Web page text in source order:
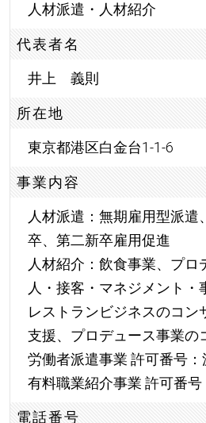
人材派遣・人材紹介
代表者名
井上 義則
所在地
東京都港区白金台1-1-6
事業内容
人材派遣：無期雇用型派遣
卒、第二新卒雇用促進
人材紹介：飲食事業、プロ
人・接客・マネジメント・
レストランビジネスのコン
支援、プロデュース事業の
労働者派遣事業 許可番号
有料職業紹介事業 許可番号
電話番号